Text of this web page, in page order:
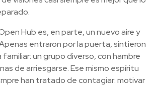
Hub es, en parte, un nuevo aire y
entraron por la puerta, sintieron
familiar: un grupo diverso, con hambre
de arriesgarse. Ese mismo espíritu
han tratado de contagiar: motivar